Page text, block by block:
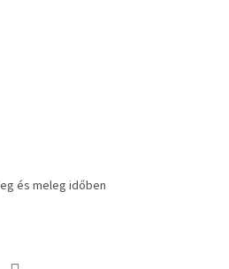
és meleg időben